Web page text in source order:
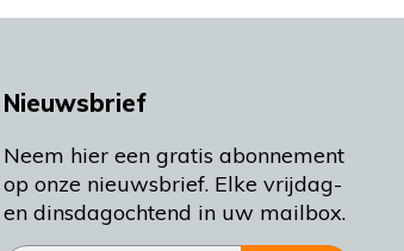
Nieuwsbrief
Neem hier een gratis abonnement
op onze nieuwsbrief. Elke vrijdag-
en dinsdagochtend in uw mailbox.